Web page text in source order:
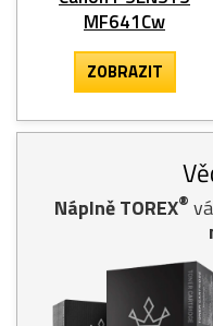
MF641Cw
ZOBRAZIT
Náplně TOREX®